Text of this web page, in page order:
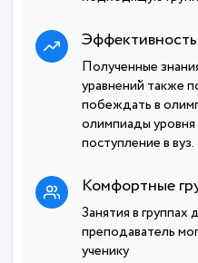
Полученные
уравнений также
побеждать в
олимпиады
поступление в вуз.
Комфортные
Занятия в группах
преподаватель
ученику